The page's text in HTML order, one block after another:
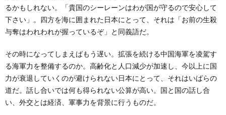
るかもしれない。「貴国のシーレーンはわが国が守るので安心して
下さい」。四方を海に囲まれた日本にとって、それは「お前の生殺
与奪はわれわれが握っているぞ」と同義語だ。
その時になってしまえばもう遅い。拡張を続ける中国海軍を凌駕す
る海軍力を整備するのか。高齢化と人口減少が加速し、今以上に国
力が衰退していくのが避けられない日本にとって、それはいばらの
道だ。話し合いでは何も得られない公算が高い。国と国の話し合
い、外交とは経済、軍事力を背景に行うものだ。